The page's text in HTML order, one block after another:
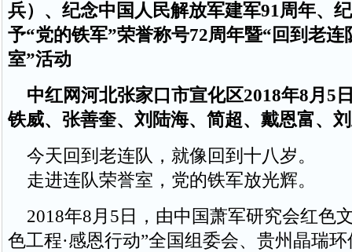
兵）、纪念中国人民解放军建军91周年、
予“党的铁军”荣誉称号72周年暨“回到老连
室”活动
中红网河北张家口市宣化区2018年8月5
铁威、张善奎、刘陆海、简超、戴恩富、
今天回到老连队，就像回到十八岁。
走进连队荣誉室，党的铁军放光辉。
2018年8月5日，由中国萧军研究会红色
色工程·感恩行动”全国组委会、贵州晶瑞